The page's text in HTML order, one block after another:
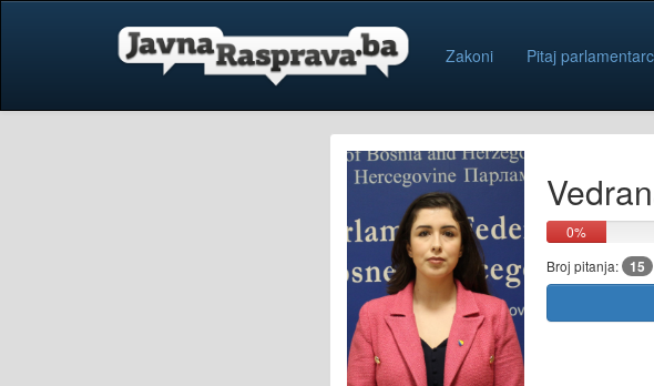
Zakoni Pitaj
0%
Broj pitanja: 15